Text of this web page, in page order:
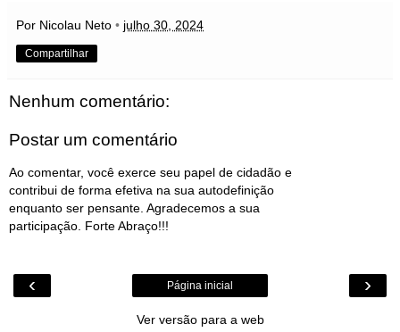
Por Nicolau Neto • julho 30, 2024
Compartilhar
Nenhum comentário:
Postar um comentário
Ao comentar, você exerce seu papel de cidadão e
contribui de forma efetiva na sua autodefinição
enquanto ser pensante. Agradecemos a sua
participação. Forte Abraço!!!
‹ ›
Página inicial
Ver versão para a web